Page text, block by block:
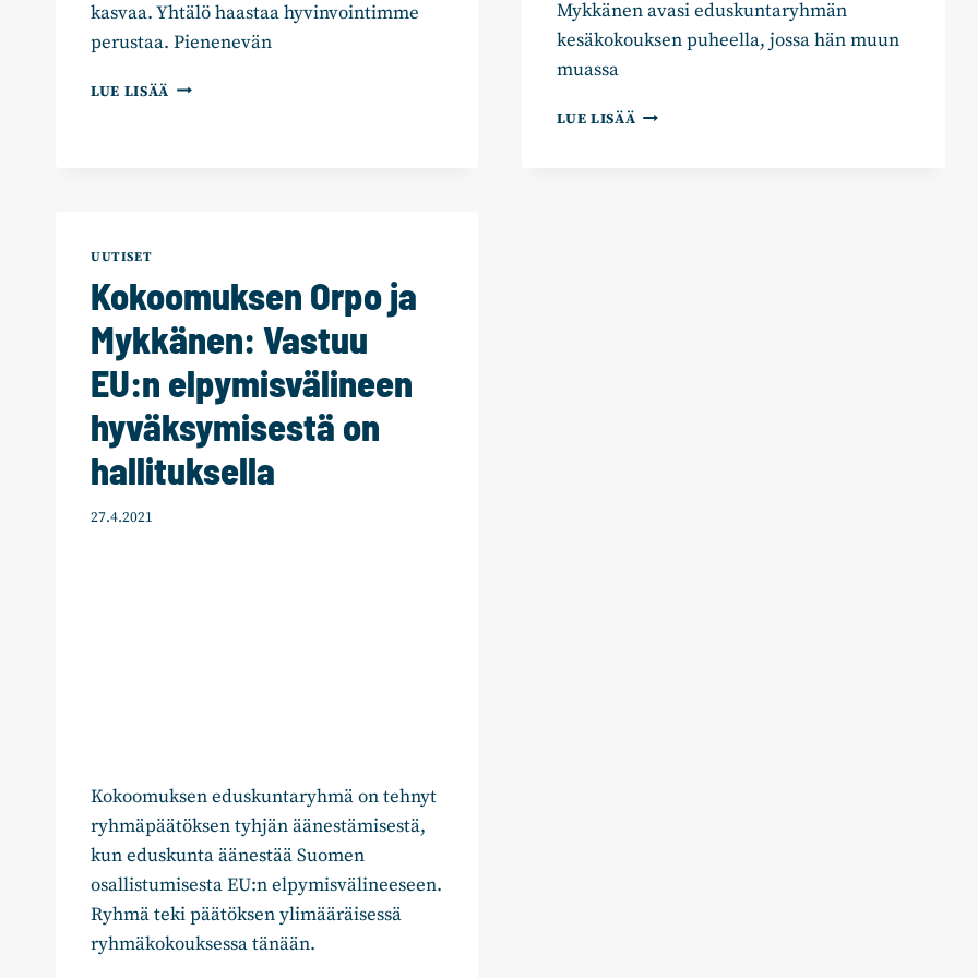
kasvaa. Yhtälö haastaa hyvinvointimme
perustaa. Pienenevän
LUE LISÄÄ KOKOOMUKSEN
HOUKUTELLA
OSAAJAT
SUOMEEN!
Mykkänen avasi eduskuntaryhmän
kesäkokouksen puheella, jossa hän muun
muassa
LUE LISÄÄ KOKOOMUKSEN
UUTISET
Kokoomuksen Orpo ja
Mykkänen: Vastuu
EU:n elpymisvälineen
hyväksymisestä on
hallituksella
27.4.2021
Kokoomuksen eduskuntaryhmä on tehnyt
ryhmäpäätöksen tyhjän äänestämisestä,
kun eduskunta äänestää Suomen
osallistumisesta EU:n elpymisvälineeseen.
Ryhmä teki päätöksen ylimääräisessä
ryhmäkokouksessa tänään.